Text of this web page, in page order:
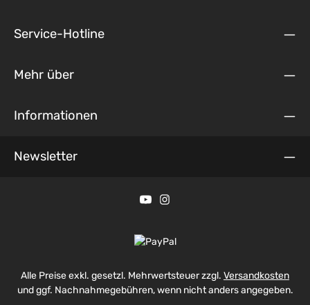
Service-Hotline
Mehr über
Informationen
Newsletter
Alle Preise exkl. gesetzl. Mehrwertsteuer zzgl. Versandkosten
und ggf. Nachnahmegebühren, wenn nicht anders angegeben.